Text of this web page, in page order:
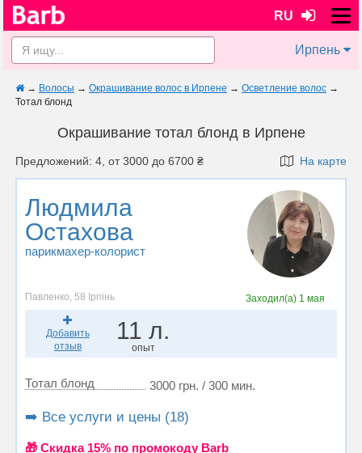
RU
Ирпень
→ Волосы → Окрашивание волос в Ирпене → Осветление волос →
Тотал блонд
Окрашивание тотал блонд в Ирпене
Предложений: 4, от 3000 до 6700 ₴ На карте
Людмила
Остахова
парикмахер-колорист
Павленко, 58 Ірпінь Заходил(а) 1 мая
Добавить
отзыв
11 л.
опыт
Тотал блонд 3000 грн. / 300 мин.
➡️ Все услуги и цены (18)
🎁 Cкидка 15% по промокоду Barb